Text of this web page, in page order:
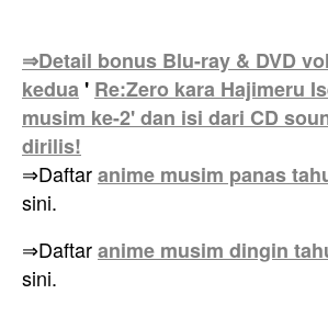
⇒Detail bonus Blu-ray & DVD
kedua' Re:Zero kara Hajimeru
musim ke-2' dan isi dari CD
dirilis!
⇒Daftaranime musim panas
sini.
⇒Daftaranime musim dingin
sini.